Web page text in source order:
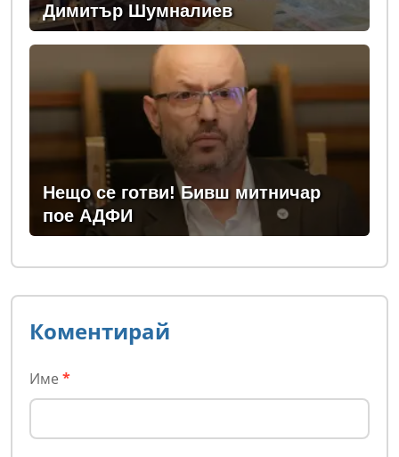
Димитър Шумналиев
Нещо се готви! Бивш митничар
пое АДФИ
Коментирай
Име *